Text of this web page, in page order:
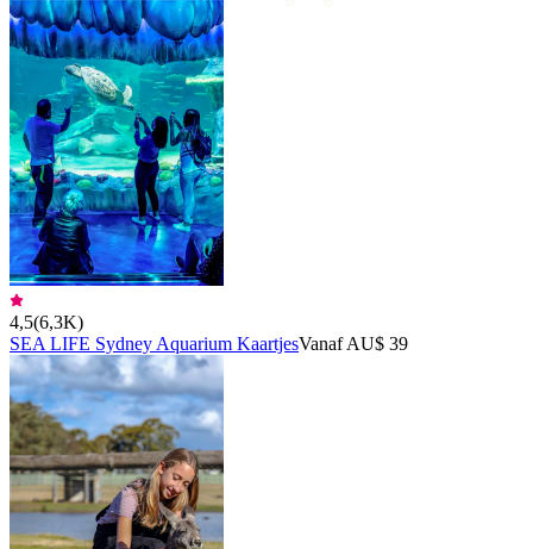
4,5(6,3K)
SEA LIFE Sydney Aquarium KaartjesVanaf AU$ 39